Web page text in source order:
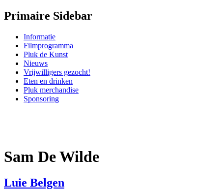
Primaire Sidebar
Informatie
Filmprogramma
Pluk de Kunst
Nieuws
Vrijwilligers gezocht!
Eten en drinken
Pluk merchandise
Sponsoring
Sam De Wilde
Luie Belgen